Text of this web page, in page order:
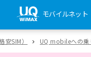
モバイルネット
SIM） UQ mobileへの乗